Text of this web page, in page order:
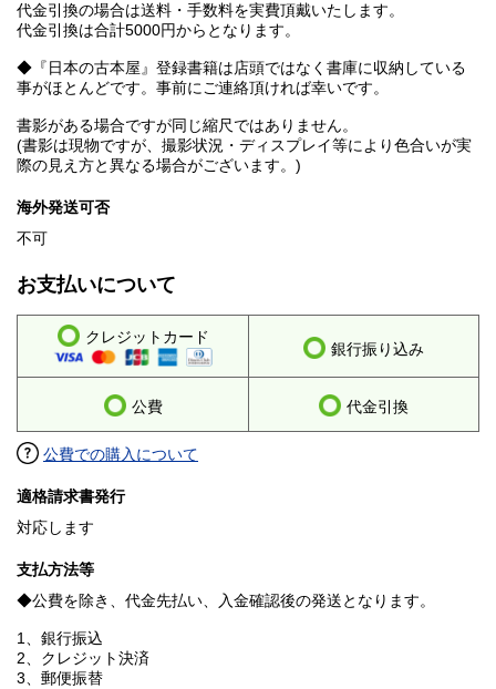
代金引換の場合は送料・手数料を実費頂戴いたします。
代金引換は合計5000円からとなります。
◆『日本の古本屋』登録書籍は店頭ではなく書庫に収納している
事がほとんどです。事前にご連絡頂ければ幸いです。
書影がある場合ですが同じ縮尺ではありません。
(書影は現物ですが、撮影状況・ディスプレイ等により色合いが実
際の見え方と異なる場合がございます。)
海外発送可否
不可
お支払いについて
クレジットカード
銀行振り込み
公費 代金引換
公費での購入について
適格請求書発行
対応します
支払方法等
◆公費を除き、代金先払い、入金確認後の発送となります。
1、銀行振込
2、クレジット決済
3、郵便振替